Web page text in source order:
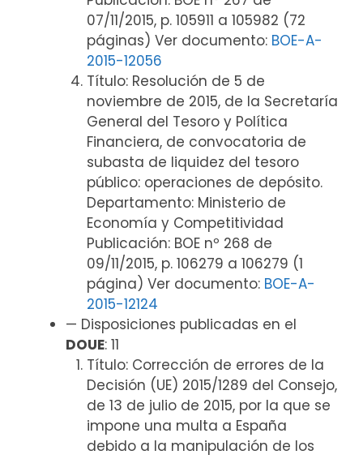
07/11/2015, p. 105911 a 105982 (72
páginas) Ver documento: BOE-A-
2015-12056
Título: Resolución de 5 de
noviembre de 2015, de la Secretaría
General del Tesoro y Política
Financiera, de convocatoria de
subasta de liquidez del tesoro
público: operaciones de depósito.
Departamento: Ministerio de
Economía y Competitividad
Publicación: BOE nº 268 de
09/11/2015, p. 106279 a 106279 (1
página) Ver documento: BOE-A-
2015-12124
— Disposiciones publicadas en el
DOUE: 11
Título: Corrección de errores de la
Decisión (UE) 2015/1289 del Consejo,
de 13 de julio de 2015, por la que se
impone una multa a España
debido a la manipulación de los